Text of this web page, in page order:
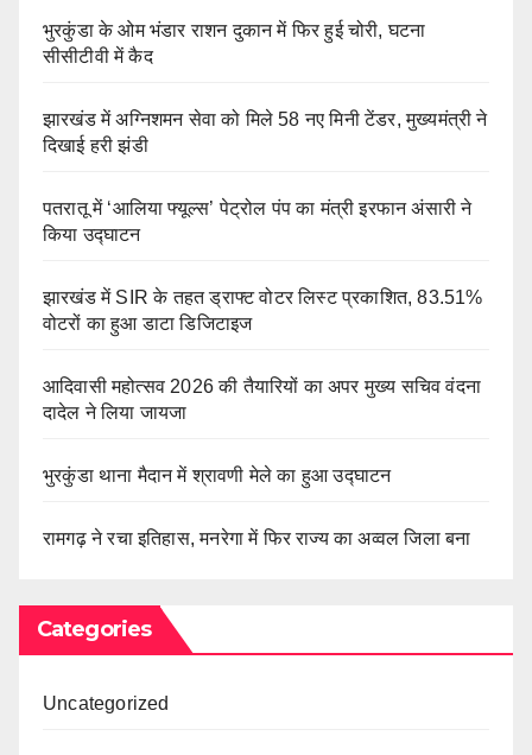
भुरकुंडा के ओम भंडार राशन दुकान में फिर हुई चोरी, घटना
सीसीटीवी में कैद
झारखंड में अग्निशमन सेवा को मिले 58 नए मिनी टेंडर, मुख्यमंत्री ने
दिखाई हरी झंडी
पतरातू में ‘आलिया फ्यूल्स’ पेट्रोल पंप का मंत्री इरफान अंसारी ने
किया उद्घाटन
झारखंड में SIR के तहत ड्राफ्ट वोटर लिस्ट प्रकाशित, 83.51%
वोटरों का हुआ डाटा डिजिटाइज
आदिवासी महोत्सव 2026 की तैयारियों का अपर मुख्य सचिव वंदना
दादेल ने लिया जायजा
भुरकुंडा थाना मैदान में श्रावणी मेले का हुआ उद्घाटन
रामगढ़ ने रचा इतिहास, मनरेगा में फिर राज्य का अव्वल जिला बना
Categories
Uncategorized